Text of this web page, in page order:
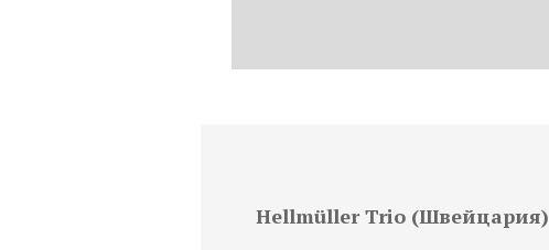
Hellmüller Trio (Швейцария)